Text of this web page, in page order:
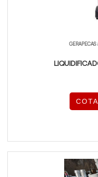
GERAPECAS